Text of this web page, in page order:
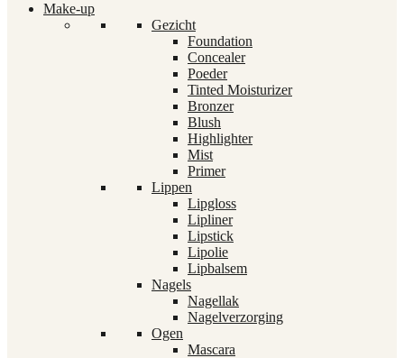
Make-up
Gezicht
Foundation
Concealer
Poeder
Tinted Moisturizer
Bronzer
Blush
Highlighter
Mist
Primer
Lippen
Lipgloss
Lipliner
Lipstick
Lipolie
Lipbalsem
Nagels
Nagellak
Nagelverzorging
Ogen
Mascara